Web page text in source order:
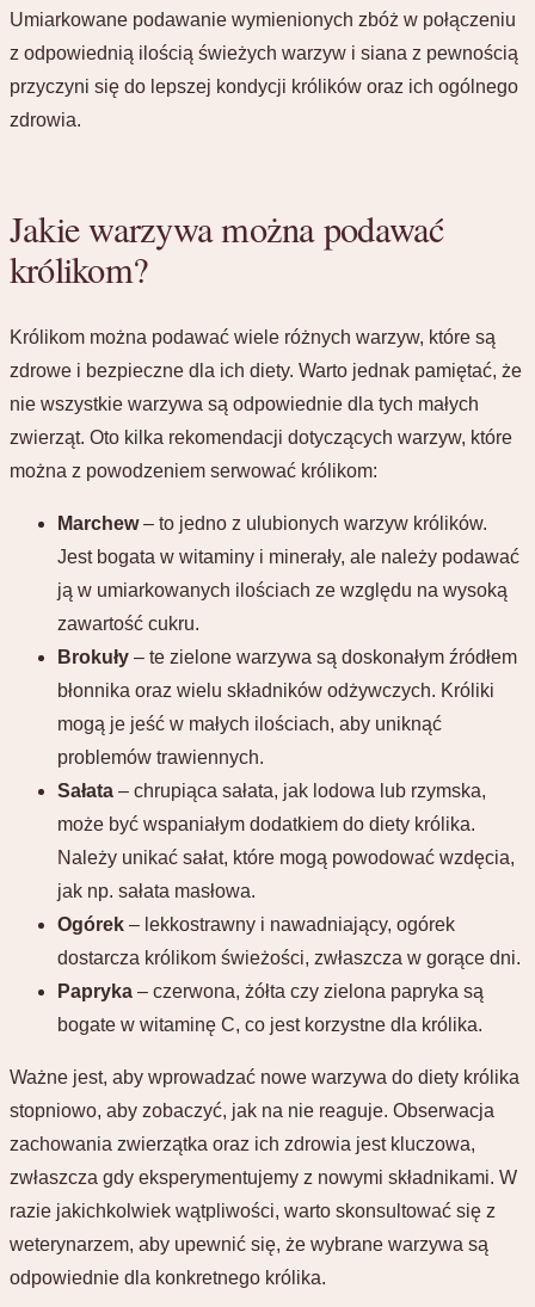
Umiarkowane podawanie wymienionych zbóż w połączeniu
z odpowiednią ilością świeżych warzyw i siana z pewnością
przyczyni się do lepszej kondycji królików oraz ich ogólnego
zdrowia.
Jakie warzywa można podawać
królikom?
Królikom można podawać wiele różnych warzyw, które są
zdrowe i bezpieczne dla ich diety. Warto jednak pamiętać, że
nie wszystkie warzywa są odpowiednie dla tych małych
zwierząt. Oto kilka rekomendacji dotyczących warzyw, które
można z powodzeniem serwować królikom:
Marchew– to jedno z ulubionych warzyw królików.
Jest bogata w witaminy i minerały, ale należy podawać
ją w umiarkowanych ilościach ze względu na wysoką
zawartość cukru.
Brokuły – te zielone warzywa są doskonałym źródłem
błonnika oraz wielu składników odżywczych. Króliki
mogą je jeść w małych ilościach, aby uniknąć
problemów trawiennych.
Sałata – chrupiąca sałata, jak lodowa lub rzymska,
może być wspaniałym dodatkiem do diety królika.
Należy unikać sałat, które mogą powodować wzdęcia,
jak np. sałata masłowa.
Ogórek – lekkostrawny i nawadniający, ogórek
dostarcza królikom świeżości, zwłaszcza w gorące dni.
Papryka – czerwona, żółta czy zielona papryka są
bogate w witaminę C, co jest korzystne dla królika.
Ważne jest, aby wprowadzać nowe warzywa do diety królika
stopniowo, aby zobaczyć, jak na nie reaguje. Obserwacja
zachowania zwierzątka oraz ich zdrowia jest kluczowa,
zwłaszcza gdy eksperymentujemy z nowymi składnikami. W
razie jakichkolwiek wątpliwości, warto skonsultować się z
weterynarzem, aby upewnić się, że wybrane warzywa są
odpowiednie dla konkretnego królika.